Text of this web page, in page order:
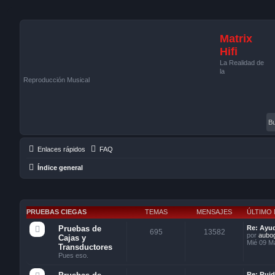
Matrix
Hifi
La Realidad de
la
Reproducción Musical
Enlaces rápidos FAQ
Índice general
PRUEBAS CIEGAS TEMAS MENSAJES ÚLTIMO
Pruebas de
Cajas y
Transductores
Pues eso.
695 13582
Re:
por
Mié 09